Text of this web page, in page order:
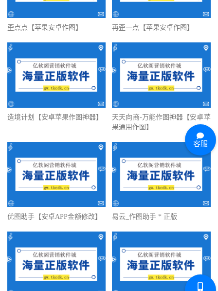
歪点点【苹果安卓作图】 再歪一点【苹果安卓作图】
造境计划【安卓苹果作图神器】
天天向商-万能作图神器【安卓苹
果通用作图】
优图助手【安卓APP金额修改】 易云_作图助手 * 正版
客服